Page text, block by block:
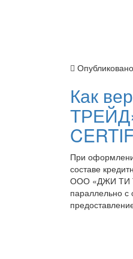
Как
При
составе
ООО «ДЖИ ТИ
параллельно с